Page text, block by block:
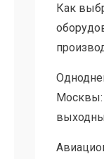
Как
Москвы: